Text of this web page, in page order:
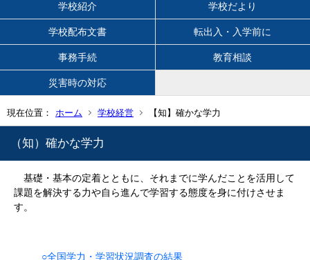
学校紹介 学校だより
学校配布文書 転出入・入学前に
事務手続 教育相談
災害時の対応
現在位置： ホーム 学校経営 【知】確かな学力
（知）確かな学力
基礎・基本の定着とともに、それまでに学んだことを活用して
課題を解決する力や自ら進んで学習する態度を身に付けさせま
す。
○全国学力・学習状況調査の結果